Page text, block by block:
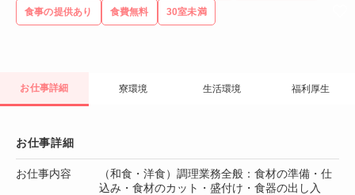
食事の提供あり 食費無料 30室未満
お仕事詳細 寮環境 生活環境 福利厚生
お仕事詳細
お仕事内容
（和食・洋食）調理業務全般：食材の準備・仕
込み・食材のカット・盛付け・食器の出し入